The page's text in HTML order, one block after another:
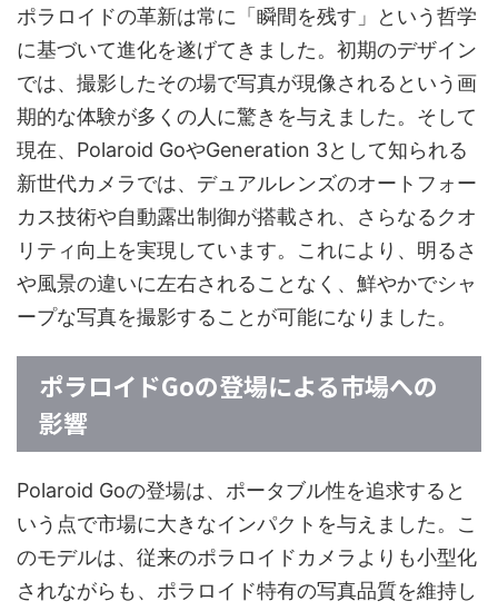
ポラロイドの革新は常に「瞬間を残す」という哲学
に基づいて進化を遂げてきました。初期のデザイン
では、撮影したその場で写真が現像されるという画
期的な体験が多くの人に驚きを与えました。そして
現在、Polaroid GoやGeneration 3として知られる
新世代カメラでは、デュアルレンズのオートフォー
カス技術や自動露出制御が搭載され、さらなるクオ
リティ向上を実現しています。これにより、明るさ
や風景の違いに左右されることなく、鮮やかでシャ
ープな写真を撮影することが可能になりました。
ポラロイドGoの登場による市場への
影響
Polaroid Goの登場は、ポータブル性を追求すると
いう点で市場に大きなインパクトを与えました。こ
のモデルは、従来のポラロイドカメラよりも小型化
されながらも、ポラロイド特有の写真品質を維持し